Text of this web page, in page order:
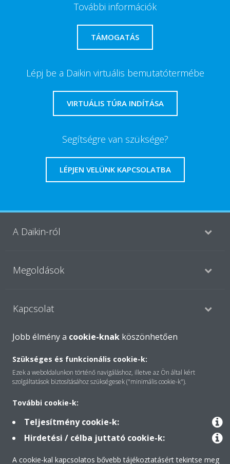
További információk
TÁMOGATÁS
Lépj be a Daikin virtuális bemutatótermébe
VIRTUÁLIS TÚRA INDÍTÁSA
Segítségre van szüksége?
LÉPJEN VELÜNK KAPCSOLATBA
A Daikin-ról
Megoldások
Kapcsolat
Minden jog fenntartva © Daikin
Jogi nyilatkozat
Adatvédelmi szabályzat
Kereskedelmi Feltételek Üzleti Ügyfeleknek
Jobb élmény a cookie-knak köszönhetően
Szükséges és funkcionális cookie-k:
Ezek a weboldalunkon történő navigáláshoz, illetve az Ön által kért
szolgáltatások biztosításához szükségesek ("minimális cookie-k").
További cookie-k:
Teljesítmény cookie-k:
Hirdetési / célba juttató cookie-k:
A cookie-kal kapcsolatos bővebb tájékoztatásért tekintse meg